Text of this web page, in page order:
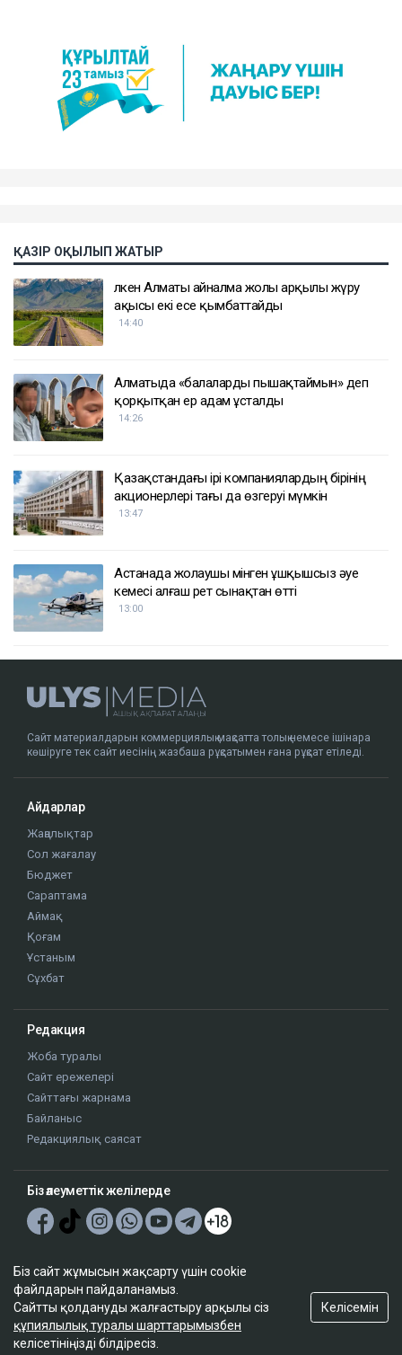
ҚАЗІР ОҚЫЛЫП ЖАТЫР
Үлкен Алматы айналма жолы арқылы жүру
ақысы екі есе қымбаттайды
14:40
Алматыда «балаларды пышақтаймын» деп
қорқытқан ер адам ұсталды
14:26
Қазақстандағы ірі компаниялардың бірінің
акционерлері тағы да өзгеруі мүмкін
13:47
Астанада жолаушы мінген ұшқышсыз әуе
кемесі алғаш рет сынақтан өтті
13:00
Сайт материалдарын коммерциялық мақсатта толық немесе ішінара
көшіруге тек сайт иесінің жазбаша рұқсатымен ғана рұқсат етіледі.
Айдарлар
Жаңалықтар
Сол жағалау
Бюджет
Сараптама
Аймақ
Қоғам
Ұстаным
Сұхбат
Редакция
Жоба туралы
Сайт ережелері
Сайттағы жарнама
Байланыс
Редакциялық саясат
Біз әлеуметтік желілерде
Біз сайт жұмысын жақсарту үшін cookie
файлдарын пайдаланамыз.
Сайтты қолдануды жалғастыру арқылы сіз
құпиялылық туралы шарттарымызбен
келісетініңізді білдіресіз.
Келісемін